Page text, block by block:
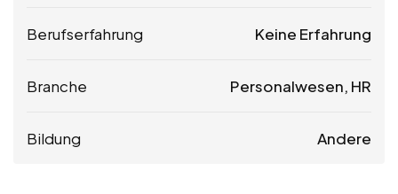
Berufserfahrung Keine Erfahrung
Branche Personalwesen, HR
Bildung Andere